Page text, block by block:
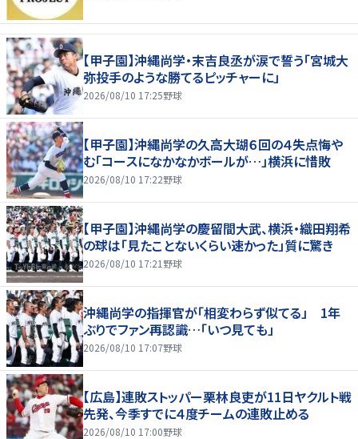
【甲子園】沖縄尚学・末吉良丞が涙で誓う「宮城大
弥投手のような勝てるピッチャーに」
2026/08/10 17:25野球
【甲子園】沖縄尚学の久高大瑚６回の４失点悔や
む「コースになかなかボールが…」横浜に惜敗
2026/08/10 17:22野球
【甲子園】沖縄尚学の慶留間大武、横浜・織田翔希
の球は「見たことないくらい速かった」質に驚き
2026/08/10 17:21 野球
沖縄尚学の指揮官が「相変わらず似てる」 1年
ぶりでファン再認識…「いつ見ても」
2026/08/10 17:07野球
【広島】連敗ストッパー栗林良吏が11日ヤクルト戦
先発、今季すでに４度チームの連敗止める
2026/08/10 17:00野球